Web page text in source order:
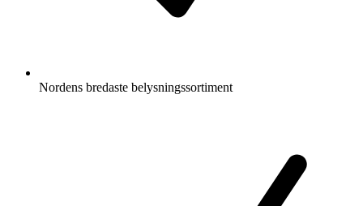
Nordens bredaste belysningssortiment